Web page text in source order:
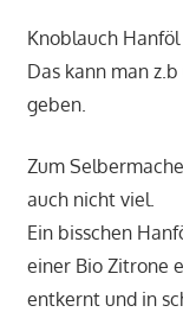
Knoblauch
Das kann man
geben.
Zum
auch nicht viel.
Ein bisschen
einer Bio Zitrone
entkernt und in